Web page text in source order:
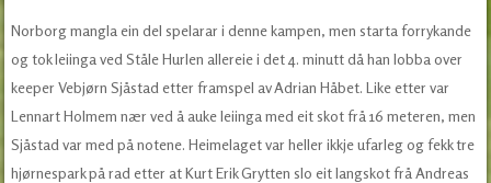
Norborg mangla ein del spelarar i denne kampen, men starta forrykande
og tok leiinga ved Ståle Hurlen allereie i det 4. minutt då han lobba over
keeper Vebjørn Sjåstad etter framspel av Adrian Håbet. Like etter var
Lennart Holmem nær ved å auke leiinga med eit skot frå 16 meteren, men
Sjåstad var med på notene. Heimelaget var heller ikkje ufarleg og fekk tre
hjørnespark på rad etter at Kurt Erik Grytten slo eit langskot frå Andreas